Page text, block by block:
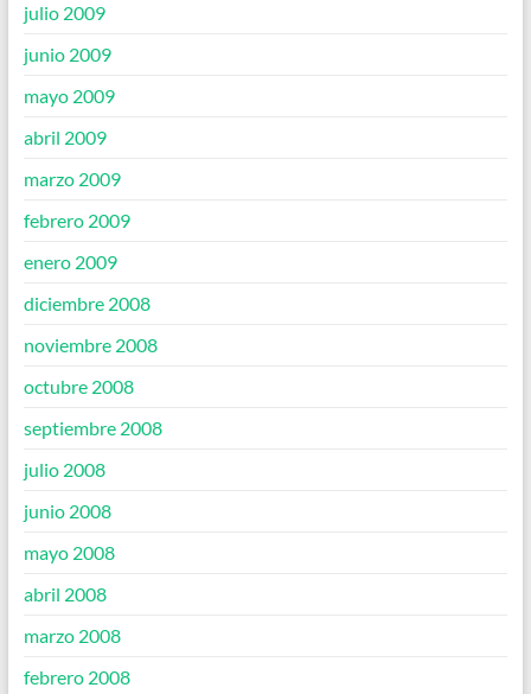
julio 2009
junio 2009
mayo 2009
abril 2009
marzo 2009
febrero 2009
enero 2009
diciembre 2008
noviembre 2008
octubre 2008
septiembre 2008
julio 2008
junio 2008
mayo 2008
abril 2008
marzo 2008
febrero 2008